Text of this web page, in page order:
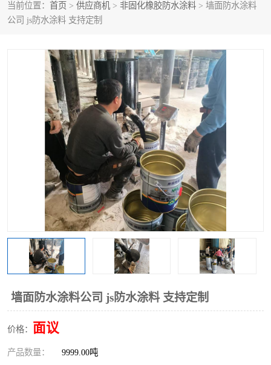
当前位置： 首页 > 供应商机 > 非固化橡胶防水涂料 > 墙面防水涂料
公司 js防水涂料 支持定制
墙面防水涂料公司 js防水涂料 支持定制
价格： 面议
产品数量： 9999.00吨